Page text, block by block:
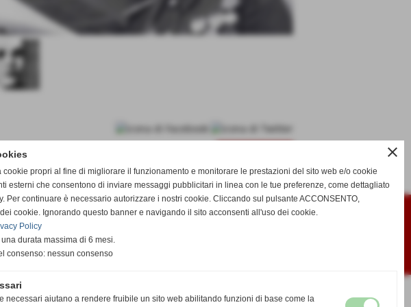
close
cookie propri al fine di migliorare il funzionamento e monitorare le prestazioni del sito web e/o cookie
esterni che consentono di inviare messaggi pubblicitari in linea con le tue preferenze, come dettagliato
Per continuare è necessario autorizzare i nostri cookie. Cliccando sul pulsante ACCONSENTO,
cookie. Ignorando questo banner e navigando il sito acconsenti all'uso dei cookie.
Policy
una durata massima di 6 mesi.
consenso: nessun consenso
e necessari aiutano a rendere fruibile un sito web abilitando funzioni di base come la